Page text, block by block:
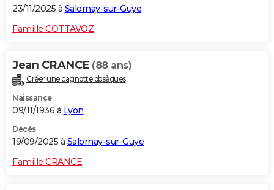
23/11/2025 à Salornay-sur-Guye
Famille COTTAVOZ
Jean CRANCE (88 ans)
Créer une cagnotte obsèques
Naissance
09/11/1936 à Lyon
Décès
19/09/2025 à Salornay-sur-Guye
Famille CRANCE